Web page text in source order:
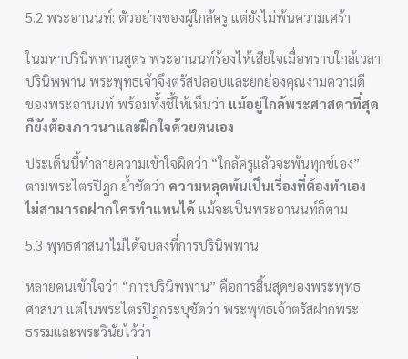
5.2 พระอานนท์: ตัวอย่างของผู้ใกล้ครู แต่ยังไม่พ้นความเศร้า
ในมหาปรินิพพานสูตร พระอานนท์ร้องไห้เสียใจเมื่อทราบใกล้เวลา
ปรินิพพาน พระพุทธเจ้าจึงตรัสปลอบและยกย่องคุณงามความดี
ของพระอานนท์ พร้อมทั้งชี้ให้เห็นว่า แม้อยู่ใกล้พระศาสดาที่สุด
ก็ยังต้องภาวนาและฝึกใจด้วยตนเอง
ประเด็นนี้ทำลายความเข้าใจผิดว่า “ใกล้ครูแล้วจะพ้นทุกข์เอง”
ตามพระไตรปิฎก ย้ำชัดว่า ความหลุดพ้นเป็นเรื่องที่ต้องทำเอง
ไม่สามารถฝากใครทำแทนได้ แม้จะเป็นพระอานนท์ก็ตาม
5.3 พุทธศาสนาไม่ได้จบลงที่การปรินิพพาน
หลายคนเข้าใจว่า “การปรินิพพาน” คือการสิ้นสุดของพระพุทธ
ศาสนา แต่ในพระไตรปิฎกระบุชัดว่า พระพุทธเจ้าตรัสฝากพระ
ธรรมและพระวินัยไว้ว่า